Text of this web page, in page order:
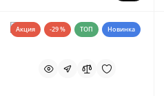
Акция -29 % ТОП Новинка